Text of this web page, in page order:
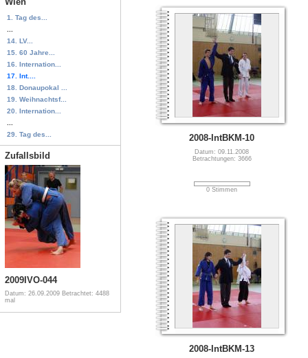
1. Tag des...
14. LV...
15. 60 Jahre...
16. Internation...
17. Int....
18. Donaupokal ...
19. Weihnachtsf...
20. Internation...
29. Tag des...
Zufallsbild
2009IVO-044
Datum: 26.09.2009 Betrachtet: 4488
mal
2008-IntBKM-10
Datum: 09.11.2008
Betrachtungen: 3666
0 Stimmen
2008-IntBKM-13